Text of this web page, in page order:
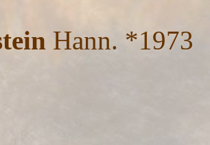
Hann. *1973